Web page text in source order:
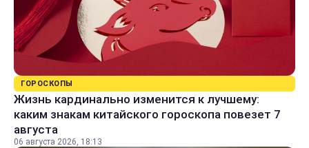
ГОРОСКОПЫ
Жизнь кардинально изменится к лучшему:
каким знакам китайского гороскопа повезет 7
августа
06 августа 2026, 18:13